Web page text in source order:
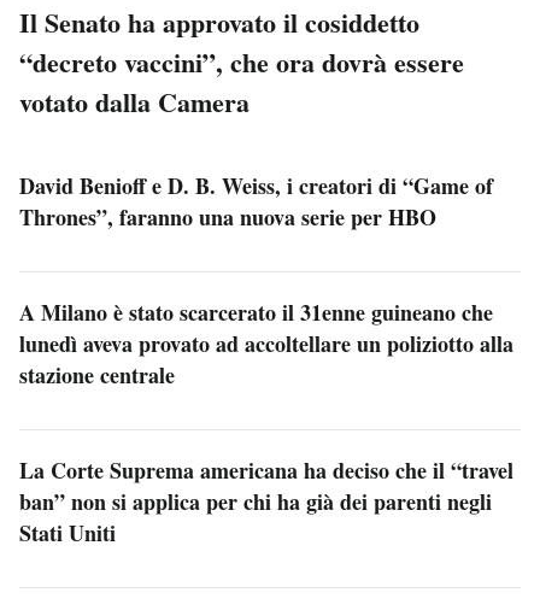
Il Senato ha approvato il cosiddetto
“decreto vaccini”, che ora dovrà essere
votato dalla Camera
David Benioff e D. B. Weiss, i creatori di “Game of
Thrones”, faranno una nuova serie per HBO
A Milano è stato scarcerato il 31enne guineano che
lunedì aveva provato ad accoltellare un poliziotto alla
stazione centrale
La Corte Suprema americana ha deciso che il “travel
ban” non si applica per chi ha già dei parenti negli
Stati Uniti